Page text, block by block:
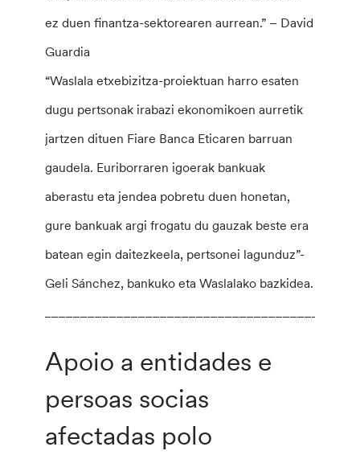
ez duen finantza-sektorearen aurrean.” – David
Guardia
“Waslala etxebizitza-proiektuan harro esaten
dugu pertsonak irabazi ekonomikoen aurretik
jartzen dituen Fiare Banca Eticaren barruan
gaudela. Euriborraren igoerak bankuak
aberastu eta jendea pobretu duen honetan,
gure bankuak argi frogatu du gauzak beste era
batean egin daitezkeela, pertsonei lagunduz”-
Geli Sánchez, bankuko eta Waslalako bazkidea.
Apoio a entidades e
persoas socias
afectadas polo